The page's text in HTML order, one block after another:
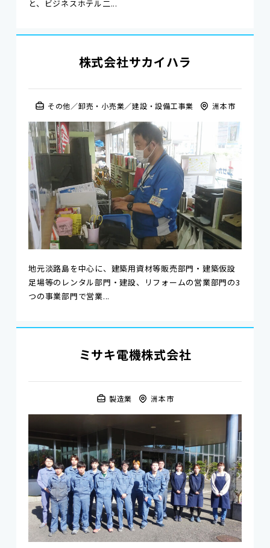
と、ビジネスホテル二...
株式会社サカイハラ
その他 卸売・小売業 建設・設備工事業 洲本市
地元淡路島を中心に、建築用資材等販売部門・建築仮設
足場等のレンタル部門・建設、リフォームの営業部門の3
つの事業部門で営業...
ミサキ電機株式会社
製造業 洲本市